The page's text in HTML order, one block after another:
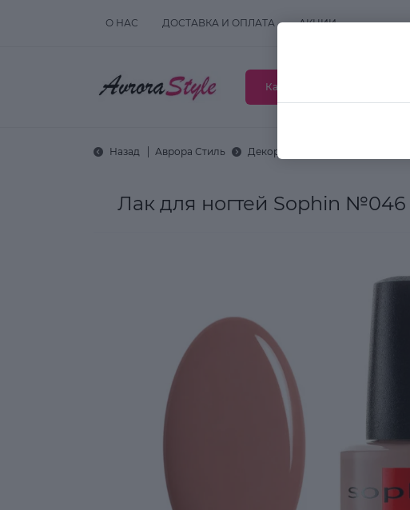
О НАС ДОСТАВКА И ОПЛАТА АКЦИИ
Каталог товаров
Назад Аврора Стиль Декоративная косметика
Лак для ногтей Sophin